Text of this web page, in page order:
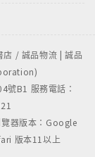
介的不足。
/ 誠品物流 | 誠品
號B1 服務電話：
器版本：Google
版本11以上